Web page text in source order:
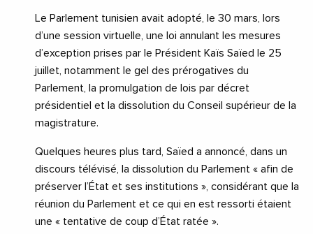
Le Parlement tunisien avait adopté, le 30 mars, lors
d’une session virtuelle, une loi annulant les mesures
d’exception prises par le Président Kaïs Saïed le 25
juillet, notamment le gel des prérogatives du
Parlement, la promulgation de lois par décret
présidentiel et la dissolution du Conseil supérieur de la
magistrature.
Quelques heures plus tard, Saïed a annoncé, dans un
discours télévisé, la dissolution du Parlement « afin de
préserver l’État et ses institutions », considérant que la
réunion du Parlement et ce qui en est ressorti étaient
une « tentative de coup d’État ratée ».